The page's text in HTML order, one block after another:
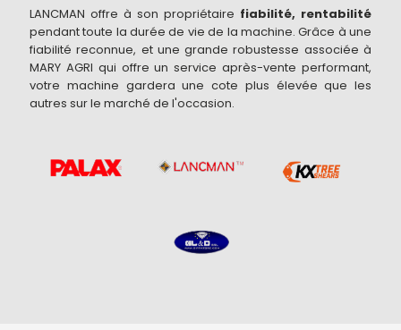
LANCMAN offre à son propriétaire fiabilité, rentabilité
pendant toute la durée de vie de la machine. Grâce à une
fiabilité reconnue, et une grande robustesse associée à
MARY AGRI qui offre un service après-vente performant,
votre machine gardera une cote plus élevée que les
autres sur le marché de l'occasion.